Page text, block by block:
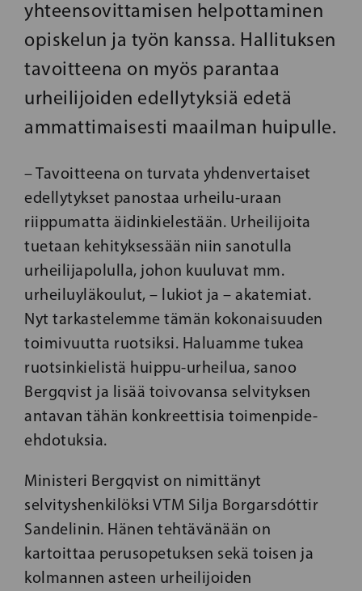
yhteensovittamisen helpottaminen
opiskelun ja työn kanssa. Hallituksen
tavoitteena on myös parantaa
urheilijoiden edellytyksiä edetä
ammattimaisesti maailman huipulle.
– Tavoitteena on turvata yhdenvertaiset
edellytykset panostaa urheilu-uraan
riippumatta äidinkielestään. Urheilijoita
tuetaan kehityksessään niin sanotulla
urheilijapolulla, johon kuuluvat mm.
urheiluyläkoulut, – lukiot ja – akatemiat.
Nyt tarkastelemme tämän kokonaisuuden
toimivuutta ruotsiksi. Haluamme tukea
ruotsinkielistä huippu-urheilua, sanoo
Bergqvist ja lisää toivovansa selvityksen
antavan tähän konkreettisia toimenpide-
ehdotuksia.
Ministeri Bergqvist on nimittänyt
selvityshenkilöksi VTM Silja Borgarsdóttir
Sandelinin. Hänen tehtävänään on
kartoittaa perusopetuksen sekä toisen ja
kolmannen asteen urheilijoiden